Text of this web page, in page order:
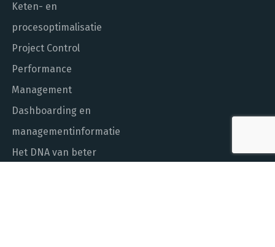
Keten- en
procesoptimalisatie
Project Control
Performance
Management
Dashboarding en
managementinformatie
Het DNA van beter